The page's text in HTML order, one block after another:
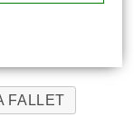
FALLET